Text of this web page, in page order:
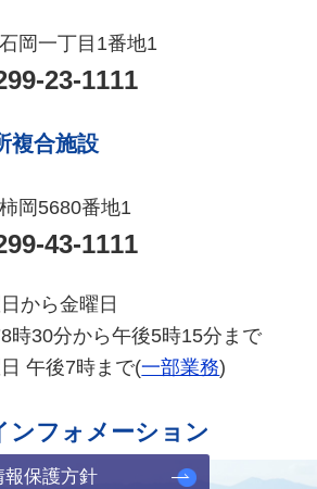
岡一丁目1番地1
23-1111
複合施設
岡5680番地1
43-1111
から金曜日
時30分から午後5時15分まで
午後7時まで(一部業務)
ンフォメーション
報保護方針